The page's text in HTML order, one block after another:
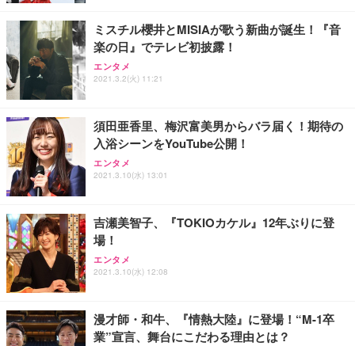
務用 おしゃれ パソコンチェア (ホワイト)
ANDWINT オフィスチェア デスクチェア 肘なし メ
ッシュ 通気性 ランバーサポート付き 腰サポート ガ
ス圧無段階昇降 360度回転 キャスター付き コンパク
【MiniLED/24.5inch/280Hz/FHD】GRAPHT THE S
HOOTER Gaming Monitor 24” Essential ゲーミン
グモニター QD 24.5インチ 1ms FHD 量子ドット 残
アイリスオーヤマ ペットシーツ 超厚型 お徳用 レギ
ュラー 200枚入【Amazon.co.jp限定】
ミスチル櫻井とMISIAが歌う新曲が誕生！『音
楽の日』でテレビ初披露！
エンタメ
2021.3.2(火) 11:21
須田亜香里、梅沢富美男からバラ届く！期待の
入浴シーンをYouTube公開！
エンタメ
2021.3.10(水) 13:01
吉瀬美智子、『TOKIOカケル』12年ぶりに登
場！
エンタメ
2021.3.10(水) 12:08
漫才師・和牛、『情熱大陸』に登場！“M-1卒
業”宣言、舞台にこだわる理由とは？